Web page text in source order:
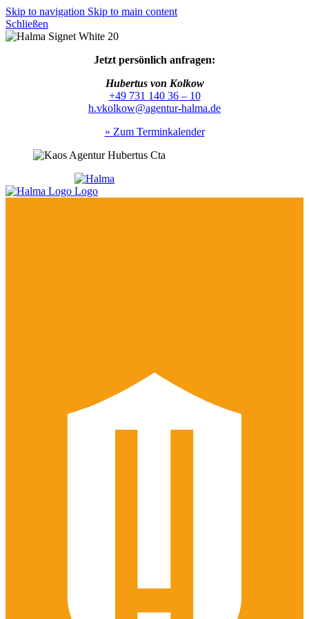
Skip to navigation Skip to main content
Schließen
Jetzt persönlich anfragen:
Hubertus von Kolkow
+49 731 140 36 – 10
h.vkolkow@agentur-halma.de
» Zum Terminkalender